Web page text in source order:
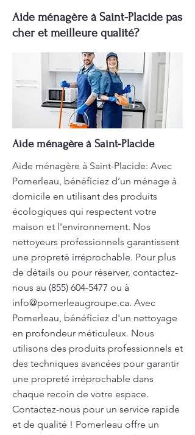
Aide ménagère à Saint-Placide pas
cher et meilleure qualité?
Aide ménagère à Saint-Placide
Aide ménagère à Saint-Placide: Avec
Pomerleau, bénéficiez d’un ménage à
domicile en utilisant des produits
écologiques qui respectent votre
maison et l'environnement. Nos
nettoyeurs professionnels garantissent
une propreté irréprochable. Pour plus
de détails ou pour réserver, contactez-
nous au (855) 604-5477 ou à
info@pomerleaugroupe.ca. Avec
Pomerleau, bénéficiez d'un nettoyage
en profondeur méticuleux. Nous
utilisons des produits professionnels et
des techniques avancées pour garantir
une propreté irréprochable dans
chaque recoin de votre espace.
Contactez-nous pour un service rapide
et de qualité ! Pomerleau offre un